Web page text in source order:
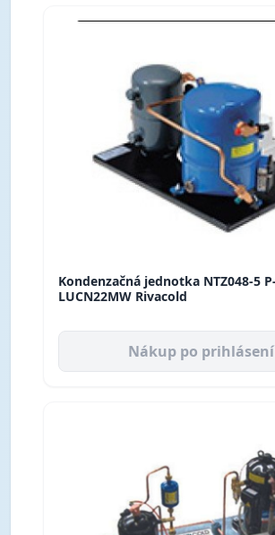
Kondenzačná jednotka NTZ048-5 P-
LUCN22MW Rivacold
Nákup po prihlásení